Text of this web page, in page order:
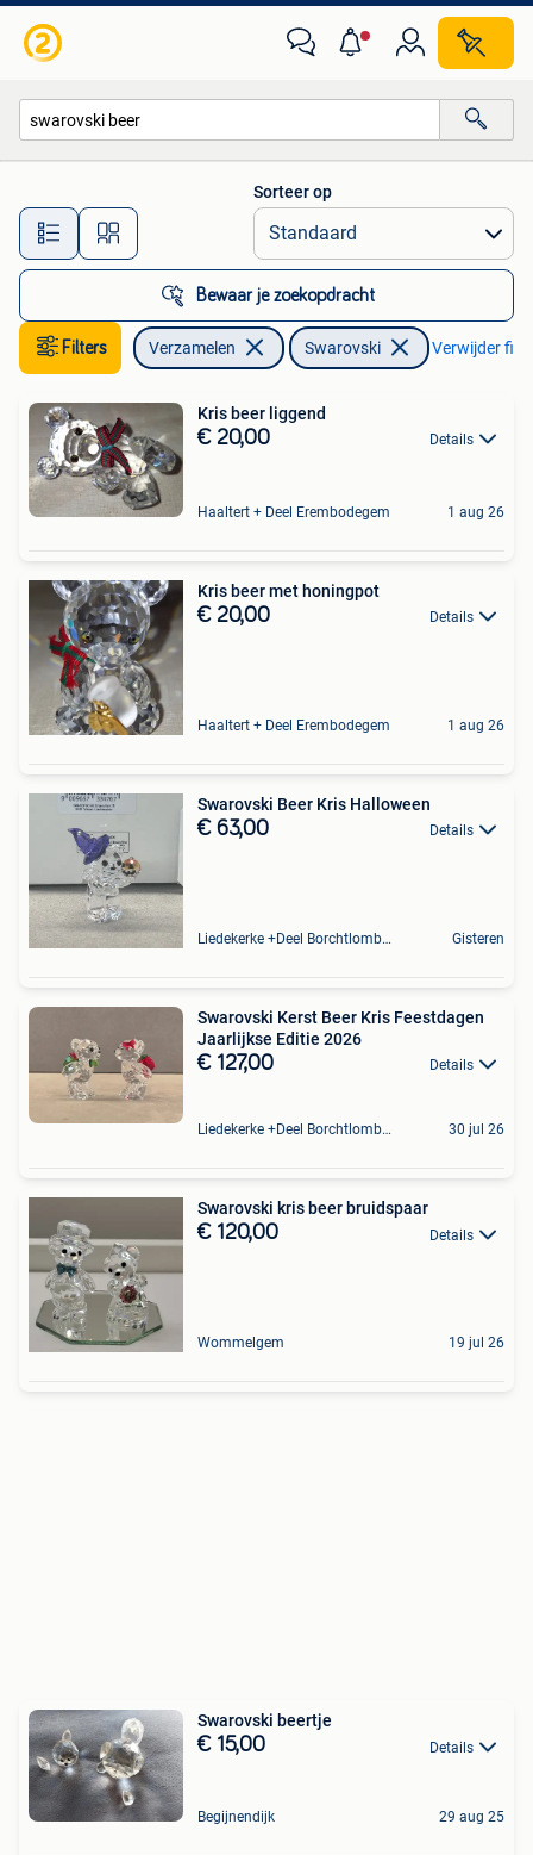
Alle afstanden…
Sorteer op
Bewaar je zoekopdracht
Filters Verzamelen Swarovski Verwijder
Kris beer liggend
€ 20,00 Details
Haaltert + Deel Erembodegem 1 aug 26
Kris beer met honingpot
€ 20,00 Details
Haaltert + Deel Erembodegem 1 aug 26
Swarovski Beer Kris Halloween
€ 63,00 Details
Liedekerke +Deel Borchtlombeek Gisteren
Swarovski Kerst Beer Kris Feestdagen
Jaarlijkse Editie 2026
€ 127,00 Details
Liedekerke +Deel Borchtlombeek 30 jul 26
Swarovski kris beer bruidspaar
€ 120,00 Details
Wommelgem 19 jul 26
Swarovski beertje
€ 15,00 Details
Begijnendijk 29 aug 25